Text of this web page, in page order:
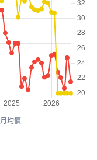
月均價